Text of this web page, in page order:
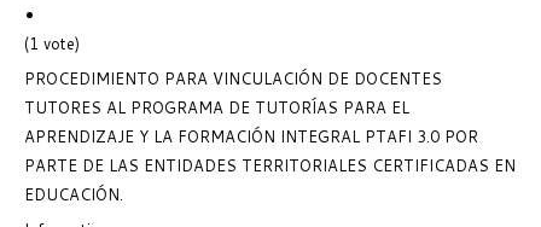
(1 vote)
PROCEDIMIENTO PARA VINCULACIÓN DE DOCENTES
TUTORES AL PROGRAMA DE TUTORÍAS PARA EL
APRENDIZAJE Y LA FORMACIÓN INTEGRAL PTAFI 3.0 POR
PARTE DE LAS ENTIDADES TERRITORIALES CERTIFICADAS EN
EDUCACIÓN.